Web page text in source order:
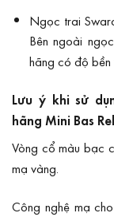
Ngọc trai
Bên ngoài
hãng có độ bền
Lưu ý khi sử
hãng Mini Bas
Vòng cổ màu bạc
mạ vàng.
Công nghệ mạ